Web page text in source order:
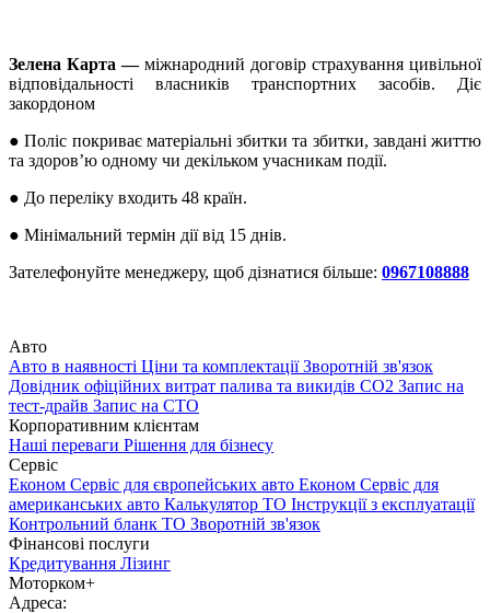
Зелена Карта — міжнародний договір страхування цивільної
відповідальності власників транспортних засобів. Діє
закордоном
●Поліс покриває матеріальні збитки та збитки, завдані життю
та здоров’ю одному чи декільком учасникам події.
● До переліку входить 48 країн.
● Мінімальний термін дії від 15 днів.
Зателефонуйте менеджеру, щоб дізнатися більше: 0967108888
Авто
Авто в наявності Ціни та комплектаціїЗворотній зв'язок
Довідник офіційних витрат палива та викидів СО2 Запис на
тест-драйв Запис на СТО
Корпоративним клієнтам
Наші переваги Рішення для бізнесу
Сервіс
Економ Сервіс для європейських авто Економ Сервіс для
американських авто Калькулятор ТО Інструкції з експлуатації
Контрольний бланк ТО Зворотній зв'язок
Фінансові послуги
Кредитування Лізинг
Моторком+
Адреса: